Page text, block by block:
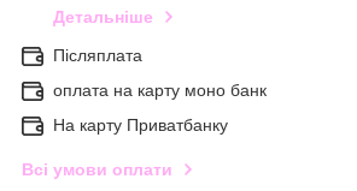
Детальніше
Післяплата
оплата на карту моно банк
На карту Приватбанку
Всі умови оплати